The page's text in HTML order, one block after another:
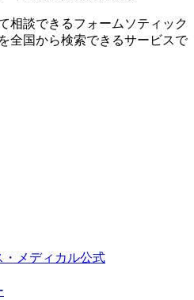
相談できるフォームソティック
全国から検索できるサービスで
メディカル公式